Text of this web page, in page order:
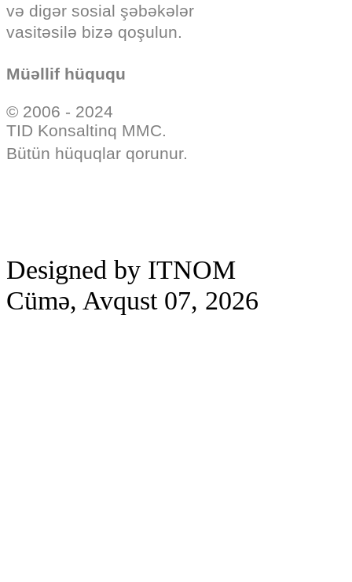
və digər sosial şəbəkələr
vasitəsilə bizə qoşulun.
Müəllif hüququ
© 2006 - 2024
TID Konsaltinq MMC.
Bütün hüquqlar qorunur.
Designed by ITNOM
Cümə, Avqust 07, 2026